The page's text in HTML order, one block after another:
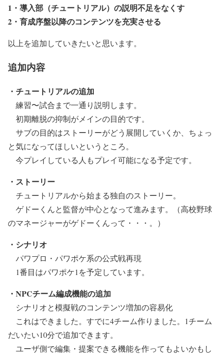
1・導入部（チュートリアル）の説明不足をなくす
2・育成序盤以降のコンテンツを充実させる
以上を追加していきたいと思います。
追加内容
・チュートリアルの追加
練習〜試合まで一通り説明します。
初期離脱の抑制がメインの目的です。
サブの目的はストーリーがどう展開していくか、ちょっ
と気になってほしいというところ。
今プレイしている人もプレイ可能になる予定です。
・ストーリー
チュートリアルから始まる独自のストーリー。
ゲドーくんと監督が中心となって進みます。（高校野球
のマネージャーがゲドーくんって・・・。）
・シナリオ
パワプロ・パワポケ系の公式戦再現
1番目はパワポケ1を予定しています。
・NPCチーム編成機能の追加
シナリオと模擬戦のコンテンツ増加の容易化
これはできました。すでに4チーム作りました。 1チーム
だいたい10分で追加できます。
ユーザ側で編集・提案できる機能を作ってもよいかもし